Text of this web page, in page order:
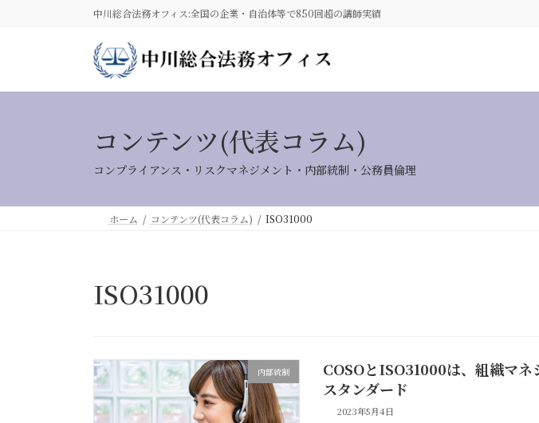
中川総合法務オフィス:全国の企業・自治体等で850回超の講師実績
コンテンツ(代表コラム)
コンプライアンス・リスクマネジメント・内部統制・公務員倫理
ホーム コンテンツ(代表コラム) ISO31000
ISO31000
内部統制
COSOとISO31000は、組織マネ
スタンダード
2023年5月4日